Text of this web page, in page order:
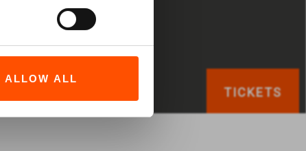
ALLOW ALL
TICKETS